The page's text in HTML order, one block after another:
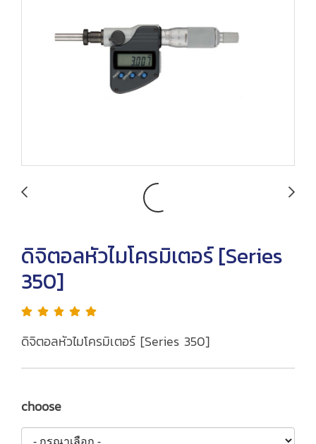
ดิจิตอลหัวไมโครมิเตอร์ [Series
350]
ดิจิตอลหัวไมโครมิเตอร์ [Series 350]
choose